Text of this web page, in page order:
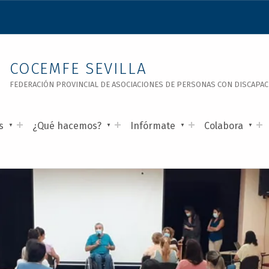
COCEMFE SEVILLA
FEDERACIÓN PROVINCIAL DE ASOCIACIONES DE PERSONAS CON
¿Qué hacemos? Infórmate Colabora